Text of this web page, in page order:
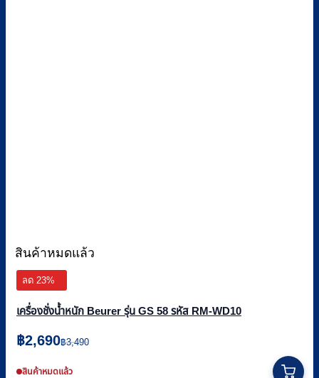
สินค้าหมดแล้ว
ลด 23%
เครื่องชั่งน้ำหนัก Beurer รุ่น GS 58 รหัส RM-WD10
฿3,490
Original
price
was:
฿2,690
Current
price
is:สินค้าหมดแล้ว